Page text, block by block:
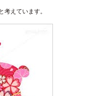
考えています。